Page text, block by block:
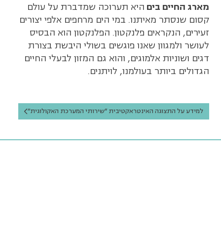
מארג החיים בים היא תערוכה שמדברת על עולם
קסום שנסתר מאיתנו. במי הים מרחפים אלפי יצורים
זעירים, הנקראים פלנקטון. הפלנקטון הוא הבסיס
לעושר ולמגוון שאנו פוגשים בשולי היבשת בצורת
דגים ושוניות אלמוגים, והוא גם המזון לבעלי החיים
הגדולים ביותר בעולמנו, לויתנים.
למידע על התצוגה האינטראקטיבית "שירותי המערכת האקולוגית"